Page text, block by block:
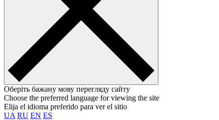
Оберіть бажану мову перегляду сайту
Choose the preferred language for viewing the site
Elija el idioma preferido para ver el sitio
UA RU EN ES